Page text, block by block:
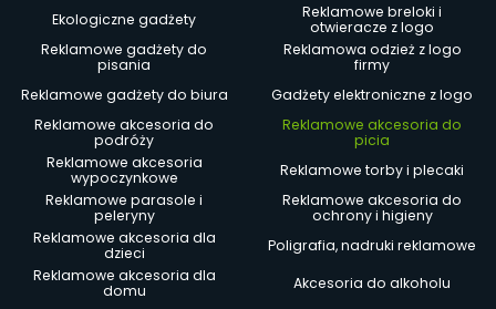
Ekologiczne gadżety
Reklamowe breloki i
otwieracze z logo
Reklamowe gadżety do
pisania
Reklamowa odzież z logo
firmy
Reklamowe gadżety do biura
Gadżety elektroniczne z logo
Reklamowe akcesoria do
podróży
Reklamowe akcesoria do
picia
Reklamowe akcesoria
wypoczynkowe
Reklamowe torby i plecaki
Reklamowe parasole i
peleryny
Reklamowe akcesoria do
ochrony i higieny
Reklamowe akcesoria dla
dzieci
Poligrafia, nadruki reklamowe
Reklamowe akcesoria dla
domu
Akcesoria do alkoholu